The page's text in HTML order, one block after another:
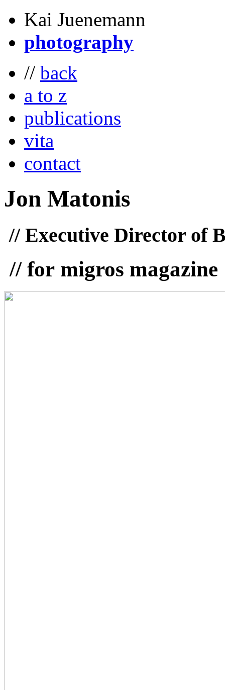
Kai Juenemann
photography
// back
a to z
publications
vita
contact
Jon Matonis
// Executive Director of
// for migros magazine